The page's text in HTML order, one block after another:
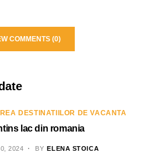
COMMENTS (0)
DESTINATIILOR DE VACANTA
lac din romania
2024 BY ELENA STOICA